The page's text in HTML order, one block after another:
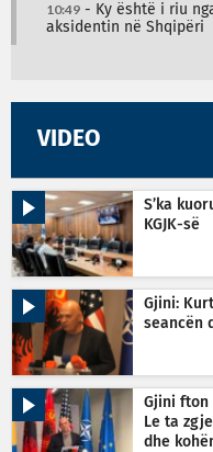
10:49 - Ky është i riu
aksidentin në Shqipëri
VIDEO
S’ka
KGJK-së
Gjini:
seancën
Gjini fton
Le ta
dhe